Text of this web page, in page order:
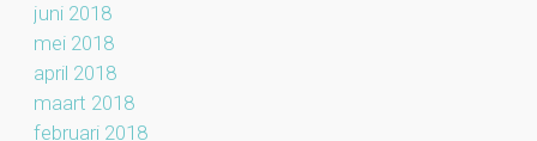
juni 2018
mei 2018
april 2018
maart 2018
februari 2018